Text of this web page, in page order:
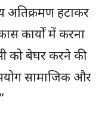
अतिक्रमण हटाकर
कार्यों में करना
को बेघर करने की
सामाजिक और